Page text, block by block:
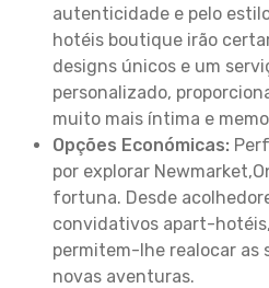
autenticidade e pelo
hotéis boutique irão
designs únicos e um
personalizado,
muito mais íntima e
Opções Económicas:
por explorar
fortuna. Desde
convidativos apart-
permitem-lhe realocar as
novas aventuras.